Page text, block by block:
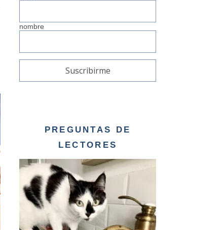
nombre
PREGUNTAS DE
LECTORES